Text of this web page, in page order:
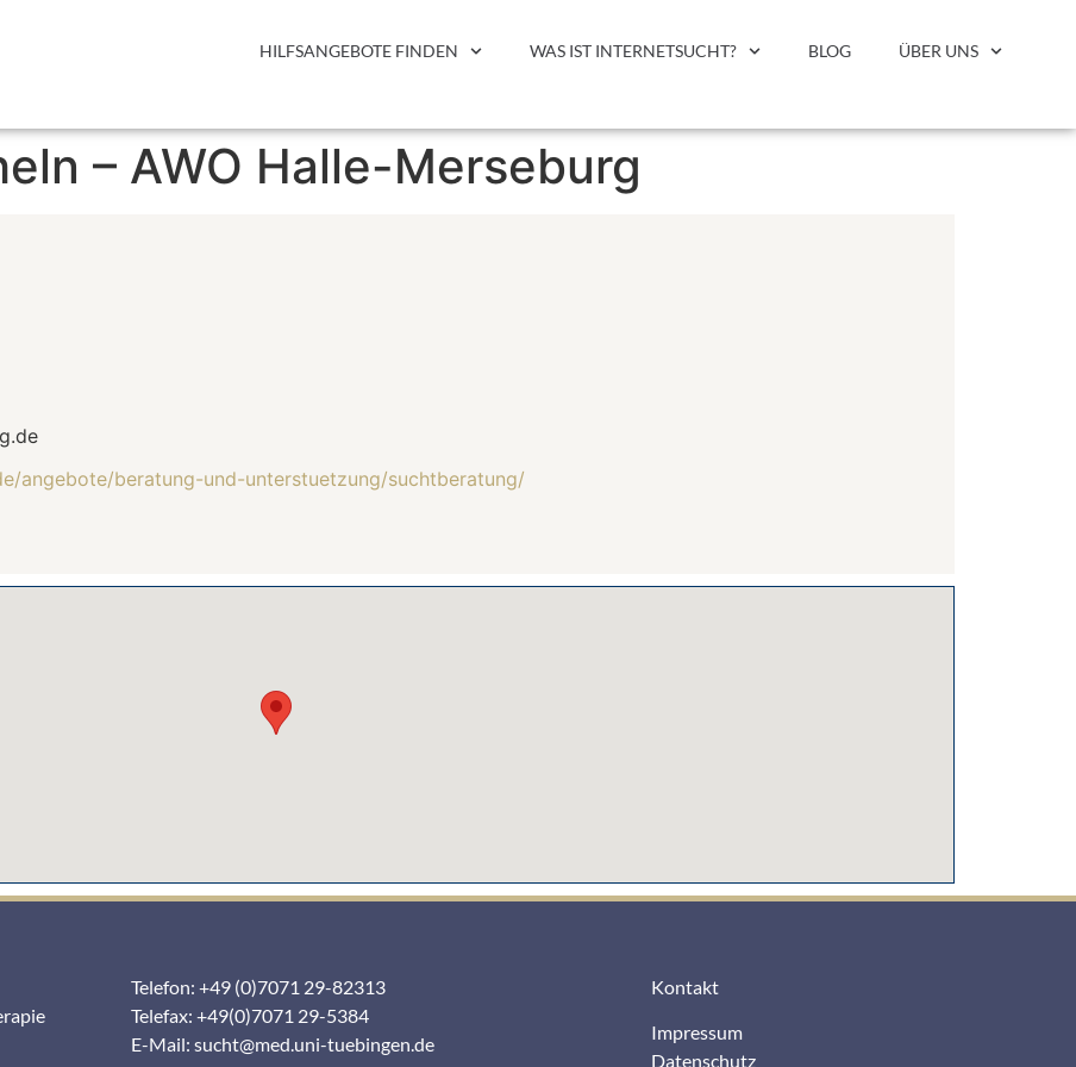
HILFSANGEBOTE FINDEN WAS IST INTERNETSUCHT? BLOG ÜBER UNS
– AWO Halle-Merseburg
angebote/beratung-und-unterstuetzung/suchtberatung/
Telefon: +49 (0)7071 29-82313
Telefax: +49(0)7071 29-5384
E-Mail: sucht@med.uni-tuebingen.de
Kontakt
Impressum
Datenschutz